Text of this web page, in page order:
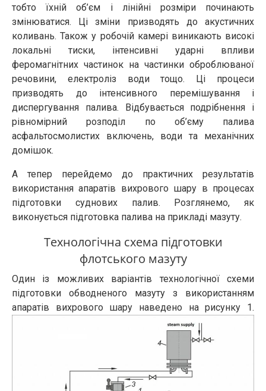
тобто їхній об’єм і лінійні розміри починають
змінюватися. Ці зміни призводять до акустичних
коливань. Також у робочій камері виникають високі
локальні тиски, інтенсивні ударні впливи
феромагнітних частинок на частинки оброблюваної
речовини, електроліз води тощо. Ці процеси
призводять до інтенсивного перемішування і
диспергування палива. Відбувається подрібнення і
рівномірний розподіл по об’єму палива
асфальтосмолистих включень, води та механічних
домішок.
А тепер перейдемо до практичних результатів
використання апаратів вихрового шару в процесах
підготовки суднових палив. Розглянемо, як
виконується підготовка палива на прикладі мазуту.
Технологічна схема підготовки
флотського мазуту
Один із можливих варіантів технологічної схеми
підготовки обводненого мазуту з використанням
апаратів вихрового шару наведено на рисунку 1.